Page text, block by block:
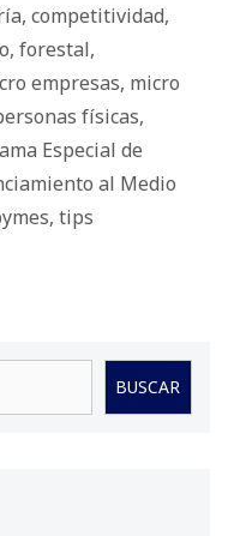
, competitividad,
, forestal,
empresas, micro
físicas,
Especial de
al Medio
, tips
BUSCAR